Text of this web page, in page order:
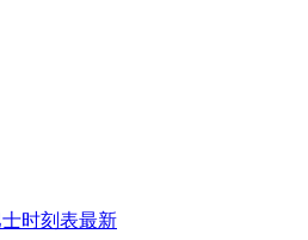
时刻表最新